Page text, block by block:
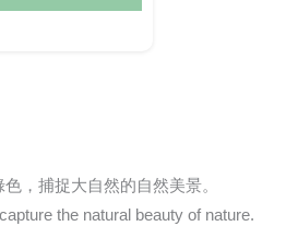
，捕捉大自然的自然美景。
the natural beauty of nature.